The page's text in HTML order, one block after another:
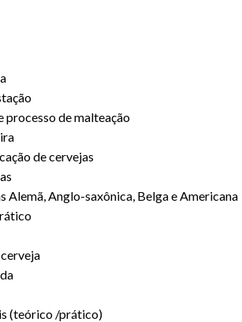
processo de malteação
de cervejas
Alemã, Anglo-saxônica, Belga e Americana
cerveja
(teórico /prático)